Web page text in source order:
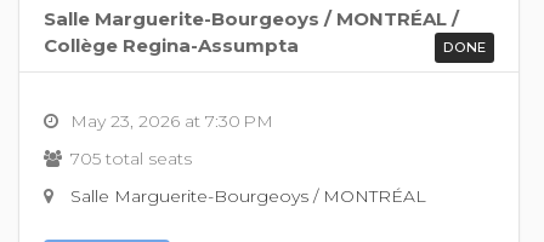
Salle Marguerite-Bourgeoys / MONTRÉAL /
Collège Regina-Assumpta
DONE
May 23, 2026 at 7:30 PM
705 total seats
Salle Marguerite-Bourgeoys / MONTRÉAL